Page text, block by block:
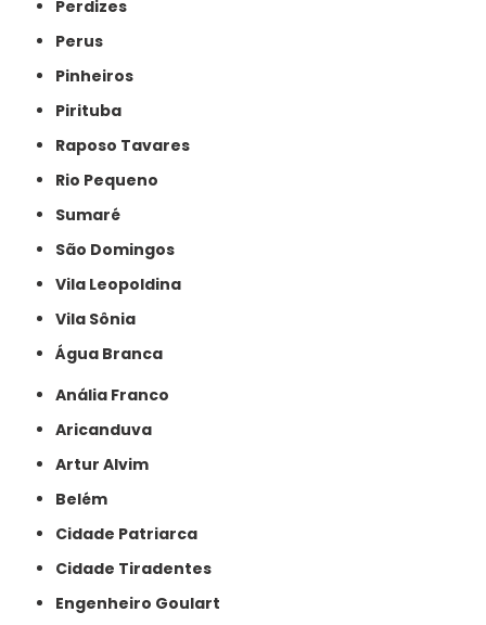
Perdizes
Perus
Pinheiros
Pirituba
Raposo Tavares
Rio Pequeno
Sumaré
São Domingos
Vila Leopoldina
Vila Sônia
Água Branca
Anália Franco
Aricanduva
Artur Alvim
Belém
Cidade Patriarca
Cidade Tiradentes
Engenheiro Goulart